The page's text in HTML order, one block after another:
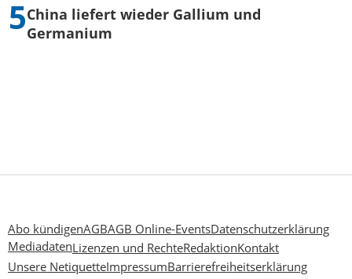
China liefert wieder Gallium und
Germanium
Abo kündigenAGBAGB Online-EventsDatenschutzerklärung
MediadatenLizenzen und RechteRedaktionKontakt
Unsere NetiquetteImpressumBarrierefreiheitserklärung